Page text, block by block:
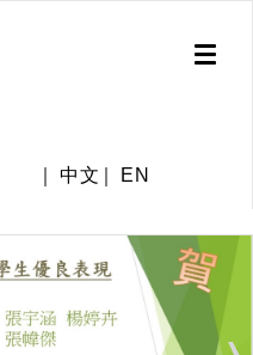
Toggle
中文 EN